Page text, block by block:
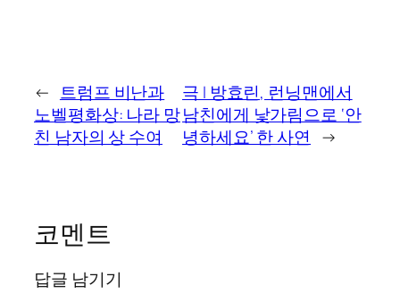
← 트럼프 비난과
노벨평화상: 나라 망
친 남자의 상 수여
극 I 방효린, 런닝맨에서
남친에게 낯가림으로 ‘안
녕하세요’ 한 사연
→
코멘트
답글 남기기